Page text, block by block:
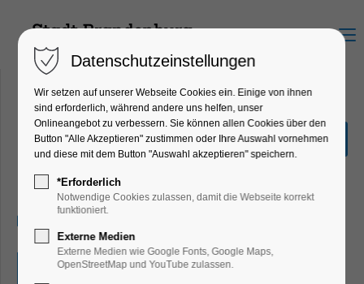
Menu
Galerie van den Boom -
Junge Meister
Ausstellung, Kunst
Eintritt frei
Datenschutzeinstellungen
Wir setzen auf unserer Webseite Cookies ein. Einige von ihnen
sind erforderlich, während andere uns helfen, unser
Onlineangebot zu verbessern. Sie können allen Cookies über den
Button "Alle Akzeptieren" zustimmen oder Ihre Auswahl vornehmen
und diese mit dem Button "Auswahl akzeptieren" speichern.
*Erforderlich
Notwendige Cookies zulassen, damit die Webseite korrekt
funktioniert.
Externe Medien
Externe Medien wie Google Fonts, Google Maps,
OpenStreetMap und YouTube zulassen.